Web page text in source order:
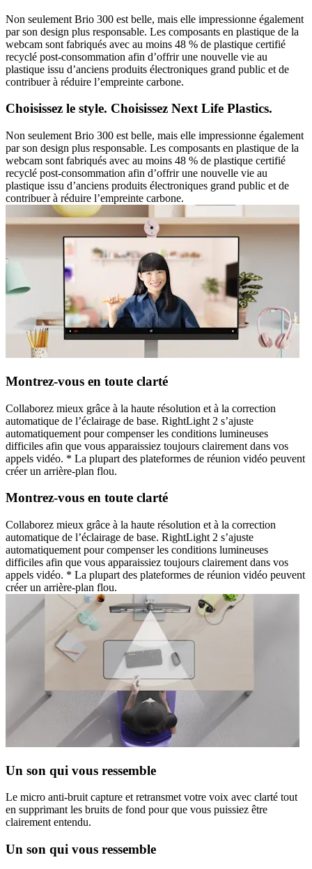
Non seulement Brio 300 est belle, mais elle impressionne également
par son design plus responsable. Les composants en plastique de la
webcam sont fabriqués avec au moins 48 % de plastique certifié
recyclé post-consommation afin d’offrir une nouvelle vie au
plastique issu d’anciens produits électroniques grand public et de
contribuer à réduire l’empreinte carbone.
Choisissez le style. Choisissez Next Life Plastics.
Non seulement Brio 300 est belle, mais elle impressionne également
par son design plus responsable. Les composants en plastique de la
webcam sont fabriqués avec au moins 48 % de plastique certifié
recyclé post-consommation afin d’offrir une nouvelle vie au
plastique issu d’anciens produits électroniques grand public et de
contribuer à réduire l’empreinte carbone.
Montrez-vous en toute clarté
Collaborez mieux grâce à la haute résolution et à la correction
automatique de l’éclairage de base. RightLight 2 s’ajuste
automatiquement pour compenser les conditions lumineuses
difficiles afin que vous apparaissiez toujours clairement dans vos
appels vidéo. * La plupart des plateformes de réunion vidéo peuvent
créer un arrière-plan flou.
Montrez-vous en toute clarté
Collaborez mieux grâce à la haute résolution et à la correction
automatique de l’éclairage de base. RightLight 2 s’ajuste
automatiquement pour compenser les conditions lumineuses
difficiles afin que vous apparaissiez toujours clairement dans vos
appels vidéo. * La plupart des plateformes de réunion vidéo peuvent
créer un arrière-plan flou.
Un son qui vous ressemble
Le micro anti-bruit capture et retransmet votre voix avec clarté tout
en supprimant les bruits de fond pour que vous puissiez être
clairement entendu.
Un son qui vous ressemble